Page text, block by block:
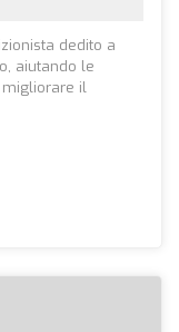
dedito a
aiutando le
il